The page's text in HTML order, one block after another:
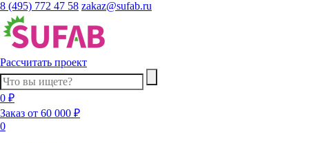
8 (495) 772 47 58 zakaz@sufab.ru
Рассчитать проект
0 ₽
Заказ от 60 000 ₽
0